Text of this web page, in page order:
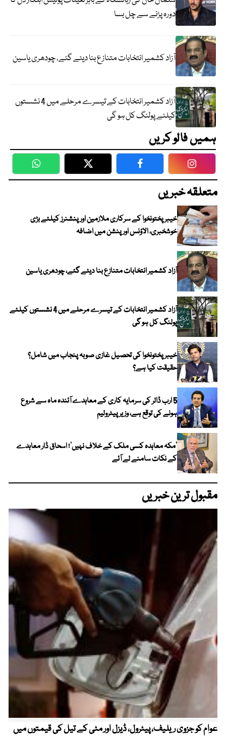
دورہ پڑنے سے چل بسا
آزاد کشمیر انتخابات متنازع بنا دیئے گئے، چودھری یاسین
آزاد کشمیر انتخابات کے تیسرے مرحلے میں 4 نشستوں
کیلئے پولنگ کل ہو گی
ہمیں فالو کریں
WhatsApp Twitter Facebook
متعلقہ خبریں
خیبرپختونخوا کے سرکاری ملازمین اور پنشنرز کیلئے بڑی
خوشخبری، الاؤنس اور پنشن میں اضافہ
آزاد کشمیر انتخابات متنازع بنا دیئے گئے، چودھری یاسین
آزاد کشمیر انتخابات کے تیسرے مرحلے میں 4 نشستوں کیلئے
پولنگ کل ہو گی
خیبر پختونخوا کی تحصیل غازی صوبہ پنجاب میں شامل؟
حقیقت کیا ہے؟
5 ارب ڈالر کی سرمایہ کاری کے معاہدے آئندہ ماہ سے شروع
ہونے کی توقع ہے، وزیر پیٹرولیم
‘مکہ معاہدہ کسی ملک کے خلاف نہیں’؛ اسحاق ڈار معاہدے
کے نکات سامنے لے آئے
مقبول ترین خبریں
عوام کو جزوی ریلیف، پیٹرول، ڈیزل اور مٹی کے تیل کی قیمتوں میں